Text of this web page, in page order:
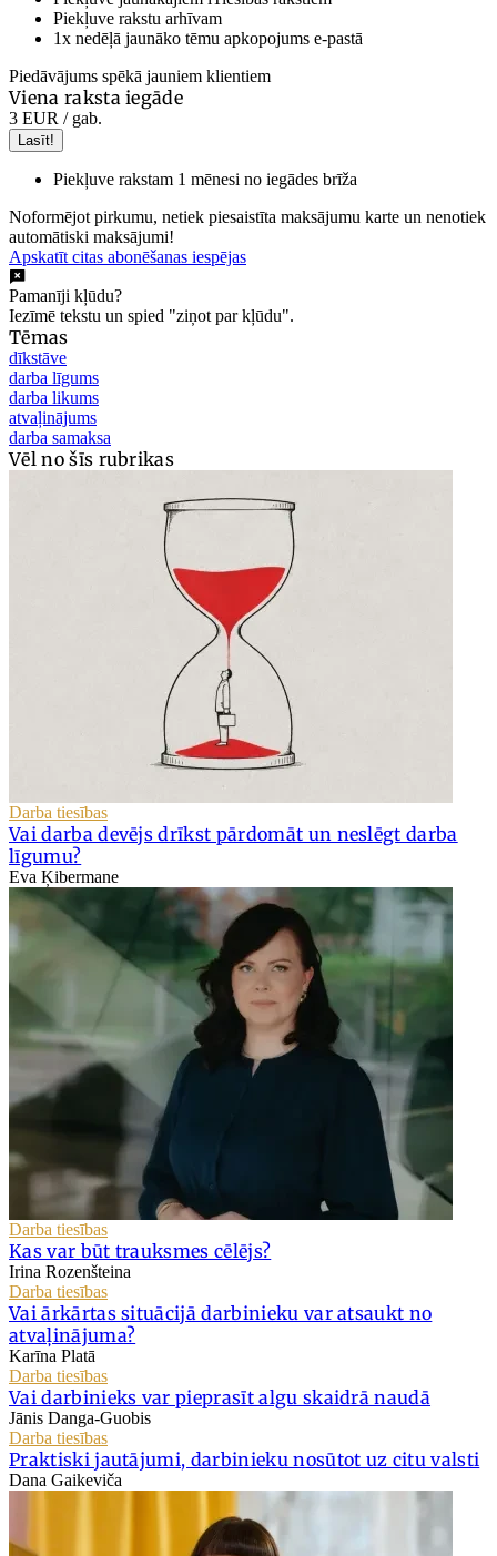
Piekļuve rakstu arhīvam
1x nedēļā jaunāko tēmu apkopojums e-pastā
Piedāvājums spēkā jauniem klientiem
Viena raksta iegāde
3 EUR / gab.
Lasīt!
Piekļuve rakstam 1 mēnesi no iegādes brīža
Noformējot pirkumu, netiek piesaistīta maksājumu karte un nenotiek
automātiski maksājumi!
Apskatīt citas abonēšanas iespējas
Pamanīji kļūdu?
Iezīmē tekstu un spied "ziņot par kļūdu".
Tēmas
dīkstāve
darba līgums
darba likums
atvaļinājums
darba samaksa
Vēl no šīs rubrikas
Darba tiesības
Vai darba devējs drīkst pārdomāt un neslēgt darba
līgumu?
Eva Ķibermane
Darba tiesības
Kas var būt trauksmes cēlējs?
Irina Rozenšteina
Darba tiesības
Vai ārkārtas situācijā darbinieku var atsaukt no
atvaļinājuma?
Karīna Platā
Darba tiesības
Vai darbinieks var pieprasīt algu skaidrā naudā
Jānis Danga-Guobis
Darba tiesības
Praktiski jautājumi, darbinieku nosūtot uz citu valsti
Dana Gaikeviča